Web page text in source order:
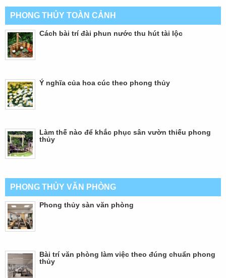
PHONG THỦY TOÀN CẢNH
Cách bài trí đài phun nước thu hút tài lộc
Ý nghĩa của hoa cúc theo phong thủy
Làm thế nào để khắc phục sân vườn thiếu phong
thủy
PHONG THỦY VĂN PHÒNG
Phong thủy sàn văn phòng
Bài trí văn phòng làm việc theo đúng chuẩn phong
thủy